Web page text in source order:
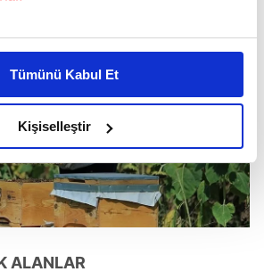
halinde sizlere özel
yaşatabiliriz. Bunu yaparken
iyi bir reklam deneyimi sunmak
en iyi içerikleri sunabilmek adına
gösterdiğimizi ve bu noktada,
karşılamak noktasında tek gelir
sizlere hatırlatmak isteriz.
bu çerezlere izin vermedikleri
hedefli reklamlar
Tümünü Kabul Et
Kişiselleştir
ALANLAR